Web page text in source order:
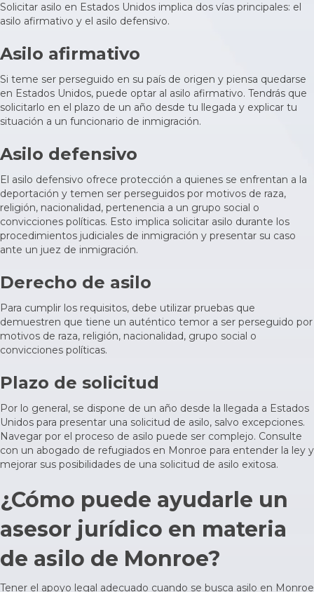
Solicitar asilo en Estados Unidos implica dos vías principales: el
asilo afirmativo y el asilo defensivo.
Asilo afirmativo
Si teme ser perseguido en su país de origen y piensa quedarse
en Estados Unidos, puede optar al asilo afirmativo. Tendrás que
solicitarlo en el plazo de un año desde tu llegada y explicar tu
situación a un funcionario de inmigración.
Asilo defensivo
El asilo defensivo ofrece protección a quienes se enfrentan a la
deportación y temen ser perseguidos por motivos de raza,
religión, nacionalidad, pertenencia a un grupo social o
convicciones políticas. Esto implica solicitar asilo durante los
procedimientos judiciales de inmigración y presentar su caso
ante un juez de inmigración.
Derecho de asilo
Para cumplir los requisitos, debe utilizar pruebas que
demuestren que tiene un auténtico temor a ser perseguido por
motivos de raza, religión, nacionalidad, grupo social o
convicciones políticas.
Plazo de solicitud
Por lo general, se dispone de un año desde la llegada a Estados
Unidos para presentar una solicitud de asilo, salvo excepciones.
Navegar por el proceso de asilo puede ser complejo. Consulte
con un abogado de refugiados en Monroe para entender la ley y
mejorar sus posibilidades de una solicitud de asilo exitosa.
¿Cómo puede ayudarle un
asesor jurídico en materia
de asilo de Monroe?
Tener el apoyo legal adecuado cuando se busca asilo en Monroe